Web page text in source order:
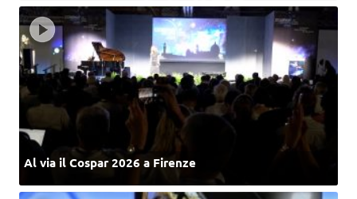
Al via il Cospar 2026 a Firenze